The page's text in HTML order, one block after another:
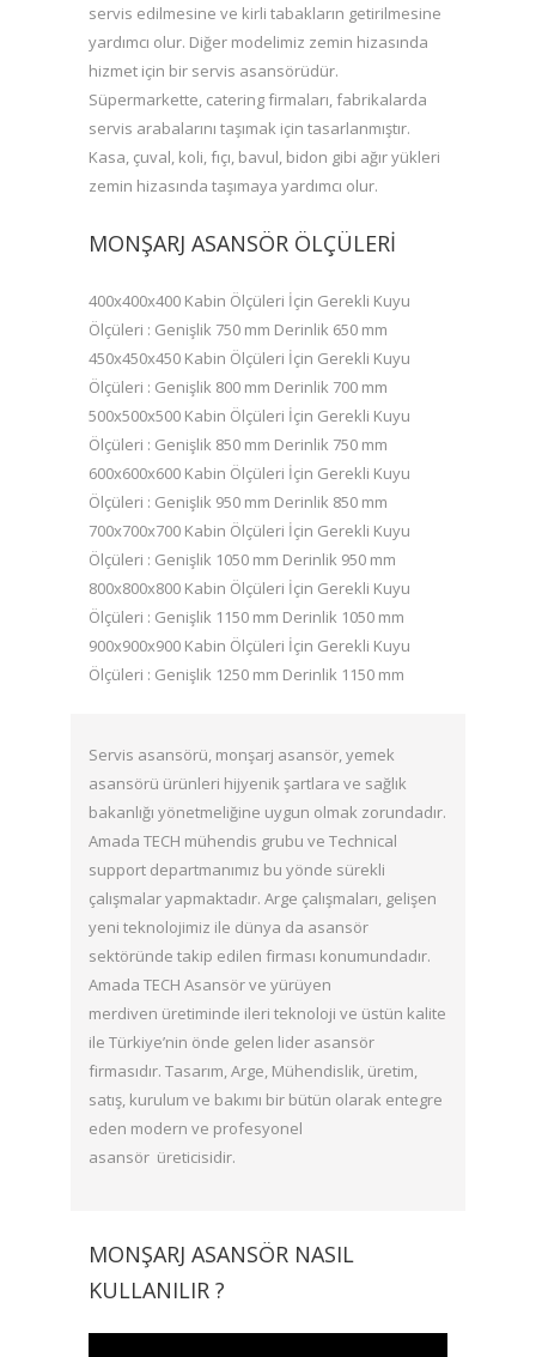
servis edilmesine ve kirli tabakların getirilmesine
yardımcı olur. Diğer modelimiz zemin hizasında
hizmet için bir servis asansörüdür.
Süpermarkette, catering firmaları, fabrikalarda
servis arabalarını taşımak için tasarlanmıştır.
Kasa, çuval, koli, fıçı, bavul, bidon gibi ağır yükleri
zemin hizasında taşımaya yardımcı olur.
MONŞARJ ASANSÖR ÖLÇÜLERI
400x400x400 Kabin Ölçüleri İçin Gerekli Kuyu
Ölçüleri : Genişlik 750 mm Derinlik 650 mm
450x450x450 Kabin Ölçüleri İçin Gerekli Kuyu
Ölçüleri : Genişlik 800 mm Derinlik 700 mm
500x500x500 Kabin Ölçüleri İçin Gerekli Kuyu
Ölçüleri : Genişlik 850 mm Derinlik 750 mm
600x600x600 Kabin Ölçüleri İçin Gerekli Kuyu
Ölçüleri : Genişlik 950 mm Derinlik 850 mm
700x700x700 Kabin Ölçüleri İçin Gerekli Kuyu
Ölçüleri : Genişlik 1050 mm Derinlik 950 mm
800x800x800 Kabin Ölçüleri İçin Gerekli Kuyu
Ölçüleri : Genişlik 1150 mm Derinlik 1050 mm
900x900x900 Kabin Ölçüleri İçin Gerekli Kuyu
Ölçüleri : Genişlik 1250 mm Derinlik 1150 mm
Servis asansörü, monşarj asansör, yemek
asansörü ürünleri hijyenik şartlara ve sağlık
bakanlığı yönetmeliğine uygun olmak zorundadır.
Amada TECH mühendis grubu ve Technical
support departmanımız bu yönde sürekli
çalışmalar yapmaktadır. Arge çalışmaları, gelişen
yeni teknolojimiz ile dünya da asansör
sektöründe takip edilen firması konumundadır.
Amada TECH Asansör ve yürüyen
merdiven üretiminde ileri teknoloji ve üstün kalite
ile Türkiye’nin önde gelen lider asansör
firmasıdır. Tasarım, Arge, Mühendislik, üretim,
satış, kurulum ve bakımı bir bütün olarak entegre
eden modern ve profesyonel
asansör üreticisidir.
MONŞARJ ASANSÖR NASIL
KULLANILIR ?